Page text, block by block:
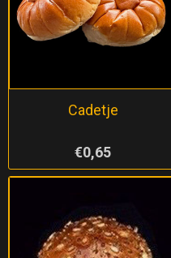
Cadetje
€0,65